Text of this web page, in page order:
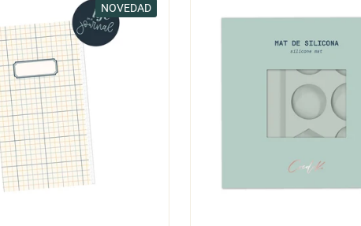
NOVEDAD